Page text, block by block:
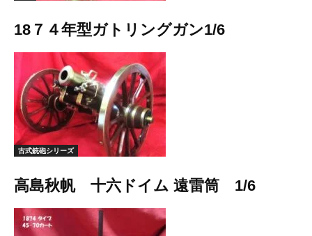
18７４年型ガトリングガン1/6
古式銃砲シリーズ
高島秋帆 十六ドイム 遠雷筒 1/6